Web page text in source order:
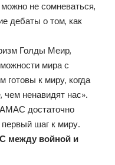
не сомневаться,
дебаты о том, как
Голды Меир,
мира с
готовы к миру, когда
ненавидят нас».
достаточно
шаг к миру.
между войной и